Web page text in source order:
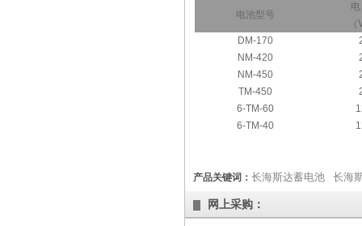
电池型号
DM-170
NM-420
NM-450
TM-450
6-TM-60
6-TM-40
产品关键词： 长海斯达蓄电池 长海
网上采购：